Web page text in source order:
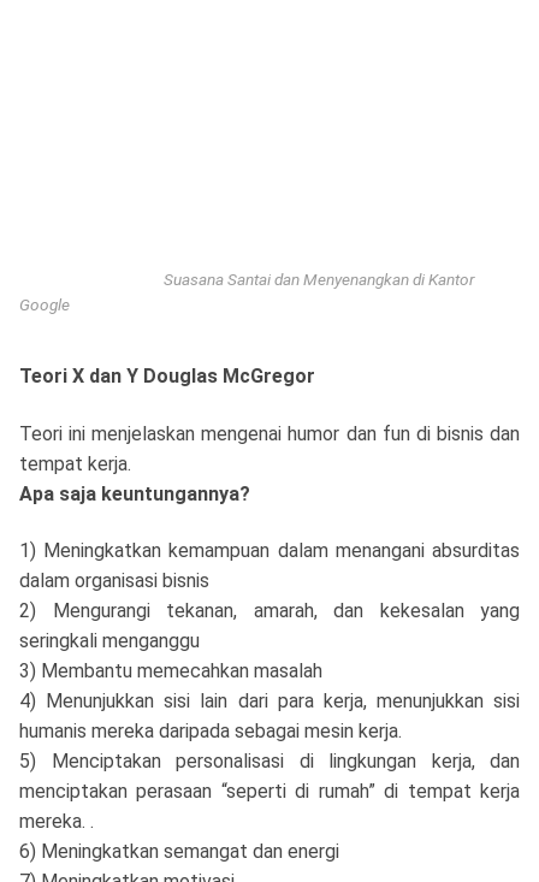
Suasana Santai dan Menyenangkan di Kantor
Google
Teori X dan Y Douglas McGregor
Teori ini menjelaskan mengenai humor dan fun di bisnis dan
tempat kerja.
Apa saja keuntungannya?
1) Meningkatkan kemampuan dalam menangani absurditas
dalam organisasi bisnis
2) Mengurangi tekanan, amarah, dan kekesalan yang
seringkali menganggu
3) Membantu memecahkan masalah
4) Menunjukkan sisi lain dari para kerja, menunjukkan sisi
humanis mereka daripada sebagai mesin kerja.
5) Menciptakan personalisasi di lingkungan kerja, dan
menciptakan perasaan “seperti di rumah” di tempat kerja
mereka. .
6) Meningkatkan semangat dan energi